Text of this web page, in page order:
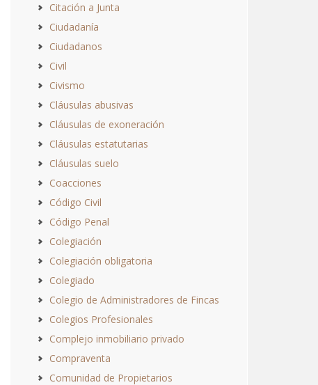
Citación a Junta
Ciudadanía
Ciudadanos
Civil
Civismo
Cláusulas abusivas
Cláusulas de exoneración
Cláusulas estatutarias
Cláusulas suelo
Coacciones
Código Civil
Código Penal
Colegiación
Colegiación obligatoria
Colegiado
Colegio de Administradores de Fincas
Colegios Profesionales
Complejo inmobiliario privado
Compraventa
Comunidad de Propietarios